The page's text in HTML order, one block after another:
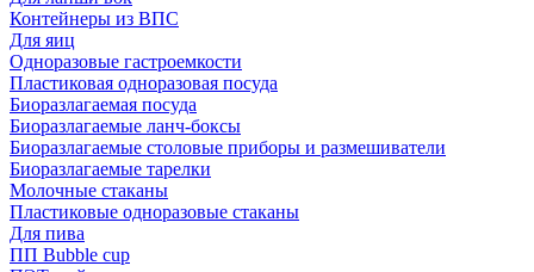
Контейнеры из ВПС
Для яиц
Одноразовые гастроемкости
Пластиковая одноразовая посуда
Биоразлагаемая посуда
Биоразлагаемые ланч-боксы
Биоразлагаемые столовые приборы и размешиватели
Биоразлагаемые тарелки
Молочные стаканы
Пластиковые одноразовые стаканы
Для пива
ПП Bubble cup